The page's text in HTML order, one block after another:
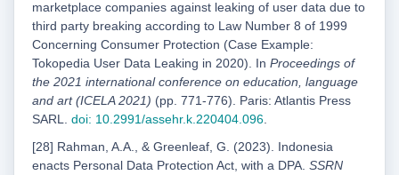
marketplace companies against leaking of user data due to
third party breaking according to Law Number 8 of 1999
Concerning Consumer Protection (Case Example:
Tokopedia User Data Leaking in 2020). In Proceedings of
the 2021 international conference on education, language
and art (ICELA 2021) (pp. 771-776). Paris: Atlantis Press
SARL. doi: 10.2991/assehr.k.220404.096.
[28] Rahman, A.A., & Greenleaf, G. (2023). Indonesia
enacts Personal Data Protection Act, with a DPA. SSRN